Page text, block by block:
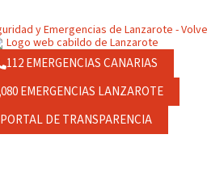
112 EMERGENCIAS CANARIAS
080 EMERGENCIAS LANZAROTE
PORTAL DE TRANSPARENCIA